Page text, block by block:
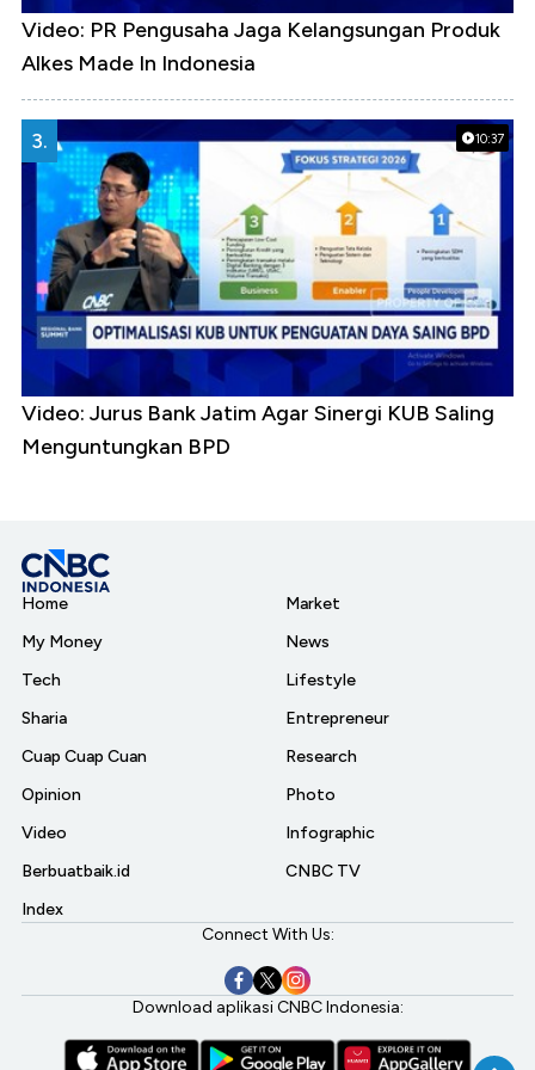
Video: PR Pengusaha Jaga Kelangsungan Produk
Alkes Made In Indonesia
10:37
3.
Video: Jurus Bank Jatim Agar Sinergi KUB Saling
Menguntungkan BPD
Home
My Money
Tech
Sharia
Cuap Cuap Cuan
Opinion
Video
Berbuatbaik.id
Index
Market
News
Lifestyle
Entrepreneur
Research
Photo
Infographic
CNBC TV
Connect With Us:
Download aplikasi CNBC Indonesia: